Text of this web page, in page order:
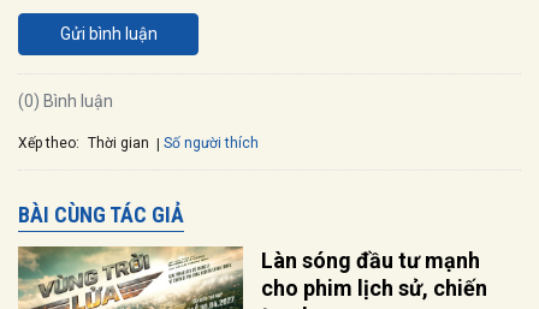
Gửi bình luận
(0) Bình luận
Xếp theo: Thời gian Số người thích
BÀI CÙNG TÁC GIẢ
Làn sóng đầu tư mạnh
cho phim lịch sử, chiến